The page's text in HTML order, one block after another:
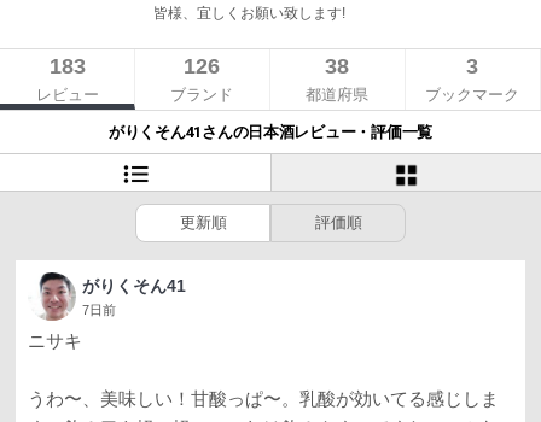
皆様、宜しくお願い致します!
183
レビュー
126
ブランド
38
都道府県
3
ブックマーク
がりくそん41さんの日本酒レビュー・評価一覧
更新順 評価順
がりくそん41
7日前
ニサキ
うわ〜、美味しい！甘酸っぱ〜。乳酸が効いてる感じしま